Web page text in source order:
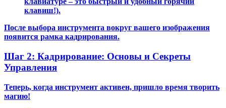
клавиш!).
После выбора инструмента вокруг вашего изображения
появится рамка кадрирования.
Шаг 2: Кадрирование: Основы и Секреты
Управления
Теперь, когда инструмент активен, пришло время творить
магию!